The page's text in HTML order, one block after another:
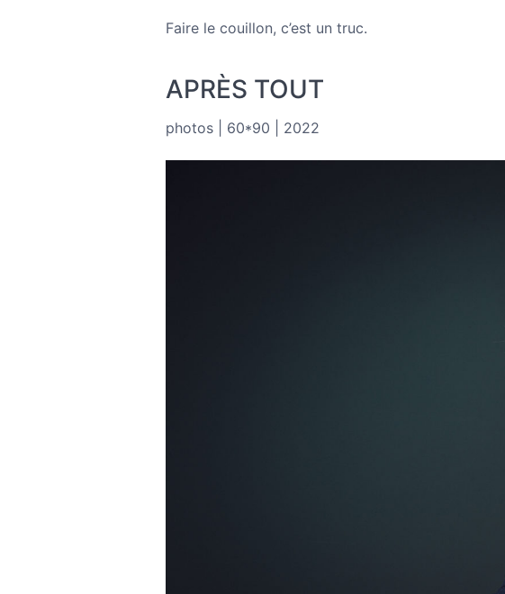
Faire le couillon, c’est un truc.
APRÈS TOUT
photos | 60*90 | 2022